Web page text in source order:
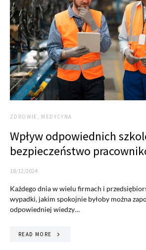
ZDROWIE, MEDYCYNA
Wpływ odpowiednich
bezpieczeństwo
18/12/2024
Każdego dnia w wielu firmach i
wypadki, jakim spokojnie byłoby można
odpowiedniej wiedzy…
READ MORE